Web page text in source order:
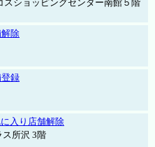
ショッピングセンター南館５階
除
録
入り店舗解除
ス所沢 3階